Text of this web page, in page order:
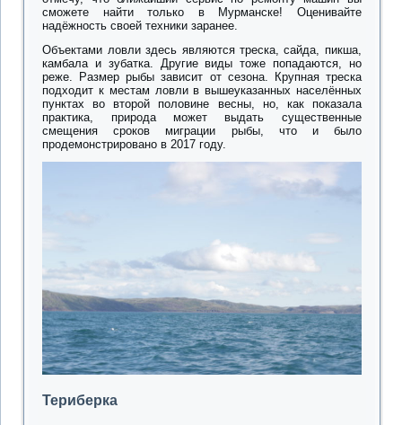
сможете найти только в Мурманске! Оценивайте
надёжность своей техники заранее.
Объектами ловли здесь являются треска, сайда, пикша,
камбала и зубатка. Другие виды тоже попадаются, но
реже. Размер рыбы зависит от сезона. Крупная треска
подходит к местам ловли в вышеуказанных населённых
пунктах во второй половине весны, но, как показала
практика, природа может выдать существенные
смещения сроков миграции рыбы, что и было
продемонстрировано в 2017 году.
Териберка